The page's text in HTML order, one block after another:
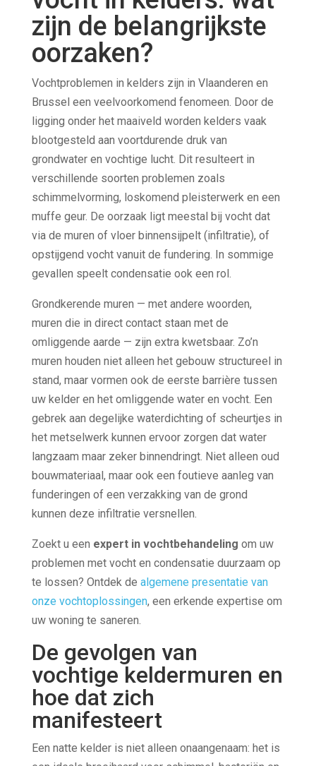
zijn de belangrijkste
oorzaken?
Vochtproblemen in kelders zijn in Vlaanderen en
Brussel een veelvoorkomend fenomeen. Door de
ligging onder het maaiveld worden kelders vaak
blootgesteld aan voortdurende druk van
grondwater en vochtige lucht. Dit resulteert in
verschillende soorten problemen zoals
schimmelvorming, loskomend pleisterwerk en een
muffe geur. De oorzaak ligt meestal bij vocht dat
via de muren of vloer binnensijpelt (infiltratie), of
opstijgend vocht vanuit de fundering. In sommige
gevallen speelt condensatie ook een rol.
Grondkerende muren — met andere woorden,
muren die in direct contact staan met de
omliggende aarde — zijn extra kwetsbaar. Zo’n
muren houden niet alleen het gebouw structureel in
stand, maar vormen ook de eerste barrière tussen
uw kelder en het omliggende water en vocht. Een
gebrek aan degelijke waterdichting of scheurtjes in
het metselwerk kunnen ervoor zorgen dat water
langzaam maar zeker binnendringt. Niet alleen oud
bouwmateriaal, maar ook een foutieve aanleg van
funderingen of een verzakking van de grond
kunnen deze infiltratie versnellen.
Zoekt u een expert in vochtbehandeling om uw
problemen met vocht en condensatie duurzaam op
te lossen? Ontdek de algemene presentatie van
onze vochtoplossingen, een erkende expertise om
uw woning te saneren.
De gevolgen van
vochtige keldermuren en
hoe dat zich
manifesteert
Een natte kelder is niet alleen onaangenaam: het is